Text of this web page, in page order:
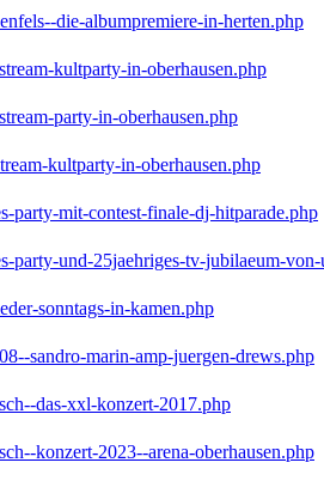
die-albumpremiere-in-herten.php
kultparty-in-oberhausen.php
party-in-oberhausen.php
kultparty-in-oberhausen.php
party-mit-contest-finale-dj-hitparade.php
party-und-25jaehriges-tv-jubilaeum-
sonntags-in-kamen.php
sandro-marin-amp-juergen-drews.php
das-xxl-konzert-2017.php
konzert-2023--arena-oberhausen.php